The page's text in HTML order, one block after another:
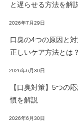
と遅らせる方法を解
2026年7月29日
口臭の4つの原因と
正しいケア方法とは？
2026年6月30日
【口臭対策】5つの
慣を解説
2026年6月30日